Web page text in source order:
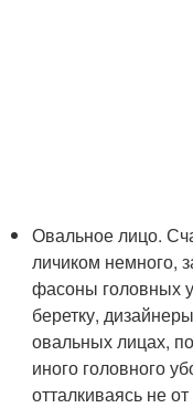
Овальное лицо.
личиком немного,
фасоны головных
беретку,
овальных лицах,
иного головного
отталкиваясь не